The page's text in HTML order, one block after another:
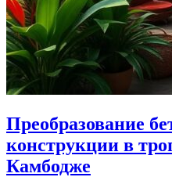
Преобразование
конструкции в
Камбодже